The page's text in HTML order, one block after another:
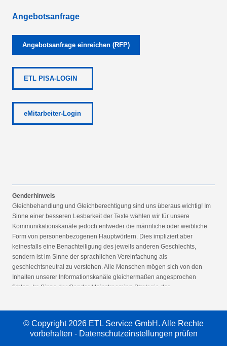
Angebotsanfrage
Angebotsanfrage einreichen (RFP)
ETL PISA-LOGIN
eMitarbeiter-Login
Genderhinweis
Gleichbehandlung und Gleichberechtigung sind uns überaus wichtig! Im
Sinne einer besseren Lesbarkeit der Texte wählen wir für unsere
Kommunikationskanäle jedoch entweder die männliche oder weibliche
Form von personenbezogenen Hauptwörtern. Dies impliziert aber
keinesfalls eine Benachteiligung des jeweils anderen Geschlechts,
sondern ist im Sinne der sprachlichen Vereinfachung als
geschlechtsneutral zu verstehen. Alle Menschen mögen sich von den
Inhalten unserer Informationskanäle gleichermaßen angesprochen
fühlen. Im Sinne der Gender Mainstreaming-Strategie der
© Copyright 2026 ETL Service GmbH. Alle Rechte
vorbehalten - Datenschutzeinstellungen prüfen